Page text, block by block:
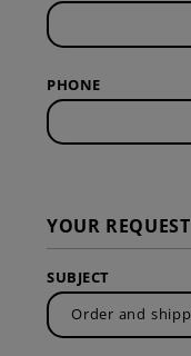
PHONE
YOUR REQUEST
SUBJECT